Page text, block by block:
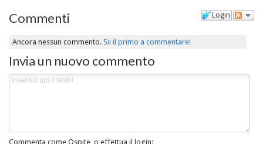
Login
Commenti
Ancora nessun commento.Sii il primo a commentare!
Invia un nuovo commento
Commenta come Ospite, o effettua il login: